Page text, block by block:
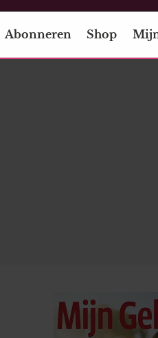
Abonneren Shop